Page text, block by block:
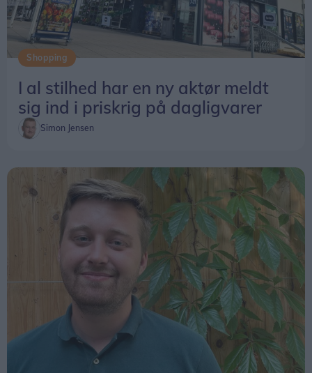
Shopping
I al stilhed har en ny aktør meldt
sig ind i priskrig på dagligvarer
Simon Jensen